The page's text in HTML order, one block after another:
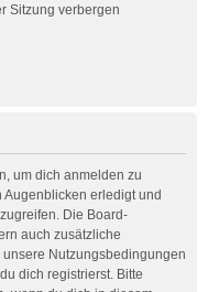
Sitzung verbergen
um dich anmelden zu
erledigt und
Die Board-
auch zusätzliche
Nutzungsbedingungen
dich registrierst. Bitte